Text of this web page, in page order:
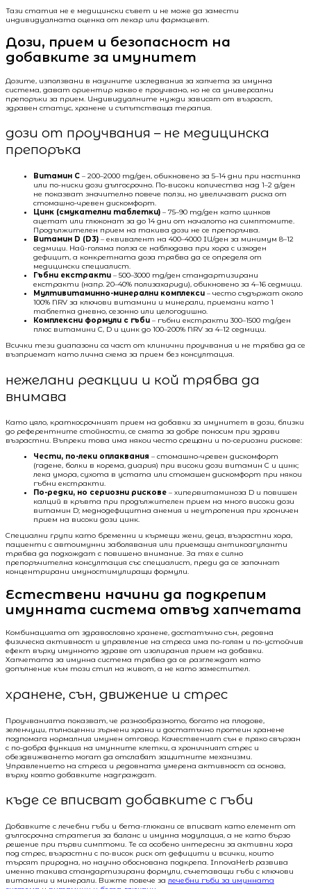
Тази статия не е медицински съвет и не може да замести
индивидуалната оценка от лекар или фармацевт.
Дози, прием и безопасност на
добавките за имунитет
Дозите, използвани в научните изследвания за хапчета за имунна
система, дават ориентир какво е проучвано, но не са универсални
препоръки за прием. Индивидуалните нужди зависят от възраст,
здравен статус, хранене и съпътстваща терапия.
дози от проучвания – не медицинска
препоръка
Витамин C – 200–2000 mg/ден, обикновено за 5–14 дни при настинка
или по-ниски дози дългосрочно. По-високи количества над 1–2 g/ден
не показват значително повече ползи, но увеличават риска от
стомашно-чревен дискомфорт.
Цинк (смукателни таблетки) – 75–90 mg/ден като цинков
ацетат или глюконат за до 14 дни от началото на симптомите.
Продължителен прием на такива дози не се препоръчва.
Витамин D (D3) – еквивалент на 400–4000 IU/ден за минимум 8–12
седмици. Най-голяма полза се наблюдава при хора с изходен
дефицит, а конкретната доза трябва да се определя от
медицински специалист.
Гъбни екстракти – 500–3000 mg/ден стандартизирани
екстракти (напр. 20–40% полизахариди), обикновено за 4–16 седмици.
Мултивитаминно-минерални комплекси – често съдържат около
100% NRV за ключови витамини и минерали, приемани като 1
таблетка дневно, сезонно или целогодишно.
Комплексни формули с гъби – гъбни екстракти 300–1500 mg/ден
плюс витамини C, D и цинк до 100–200% NRV за 4–12 седмици.
Всички тези диапазони са част от клинични проучвания и не трябва да се
възприемат като лична схема за прием без консултация.
нежелани реакции и кой трябва да
внимава
Като цяло, краткосрочният прием на добавки за имунитет в дози, близки
до референтните стойности, се смята за добре поносим при здрави
възрастни. Въпреки това има някои често срещани и по-сериозни рискове:
Чести, по-леки оплаквания – стомашно-чревен дискомфорт
(гадене, болки в корема, диария) при високи дози витамин C и цинк;
лека умора, сухота в устата или стомашен дискомфорт при някои
гъбни екстракти.
По-редки, но сериозни рискове – хипервитаминоза D и повишен
калций в кръвта при продължителен прием на много високи дози
витамин D; меднодефицитна анемия и неутропения при хроничен
прием на високи дози цинк.
Специални групи като бременни и кърмещи жени, деца, възрастни хора,
пациенти с автоимунни заболявания или приемащи антикоагуланти
трябва да подхождат с повишено внимание. За тях е силно
препоръчителна консултация със специалист, преди да се започнат
концентрирани имуностимулиращи формули.
Естествени начини да подкрепим
имунната система отвъд хапчетата
Комбинацията от здравословно хранене, достатъчно сън, редовна
физическа активност и управление на стреса има по-голям и по-устойчив
ефект върху имунното здраве от изолирания прием на добавки.
Хапчетата за имунна система трябва да се разглеждат като
допълнение към този стил на живот, а не като заместител.
хранене, сън, движение и стрес
Проучванията показват, че разнообразното, богато на плодове,
зеленчуци, пълноценни зърнени храни и достатъчно протеин хранене
подпомага нормалния имунен отговор. Качественият сън е пряко свързан
с по-добра функция на имунните клетки, а хроничният стрес и
обездвижването могат да отслабят защитните механизми.
Управлението на стреса и редовната умерена активност са основа,
върху която добавките надграждат.
къде се вписват добавките с гъби
Добавките с лечебни гъби и бета-глюкани се вписват като елемент от
дългосрочна стратегия за баланс и имунна модулация, а не като бързо
решение при първи симптоми. Те са особено интересни за активни хора
под стрес, възрастни с по-висок риск от дефицити и всички, които
търсят природна, но научно обоснована подкрепа. InnovaHerb развива
именно такива стандартизирани формули, съчетаващи гъби с ключови
витамини и минерали. Вижте повече залечебни гъби за имунната